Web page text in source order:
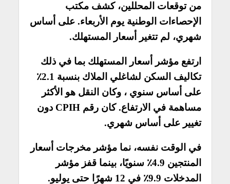
من توقعات المحللين، كشف مكتب
الإحصاءات الوطنية يوم الأربعاء. على أساس
شهري، لم تتغير أسعار المستهلك.
ارتفع مؤشر أسعار المستهلك بما في ذلك
تكاليف السكن لشاغلي الملاك بنسبة 2.1٪
على أساس سنوي ، وكان النقل هو الأكثر
مساهمة في الارتفاع. كان رقم CPIH دون
تغيير على أساس شهري.
في الوقت نفسه، نما مؤشر مخرجات أسعار
المنتجين 4.9٪ سنويًا، بينما قفز مؤشر
المدخلات 9.9٪ في 12 شهرًا حتى يوليو.